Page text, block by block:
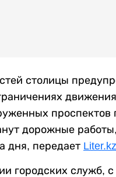
столицы
проспектов
дорожные
дня, передает Liter.kz
городских служб, с